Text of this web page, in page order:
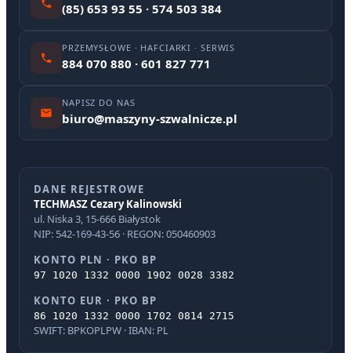
(85) 653 93 55 · 574 503 384
PRZEMYSŁOWE · HAFCIARKI · SERWIS
884 070 880 · 601 827 771
NAPISZ DO NAS
biuro@maszyny-szwalnicze.pl
DANE REJESTROWE
TECHMASZ Cezary Kalinowski
ul. Niska 3, 15-666 Białystok
NIP: 542-169-43-56 · REGON: 050460903
KONTO PLN · PKO BP
97 1020 1332 0000 1902 0028 3382
KONTO EUR · PKO BP
86 1020 1332 0000 1702 0814 2715
SWIFT: BPKOPLPW · IBAN: PL